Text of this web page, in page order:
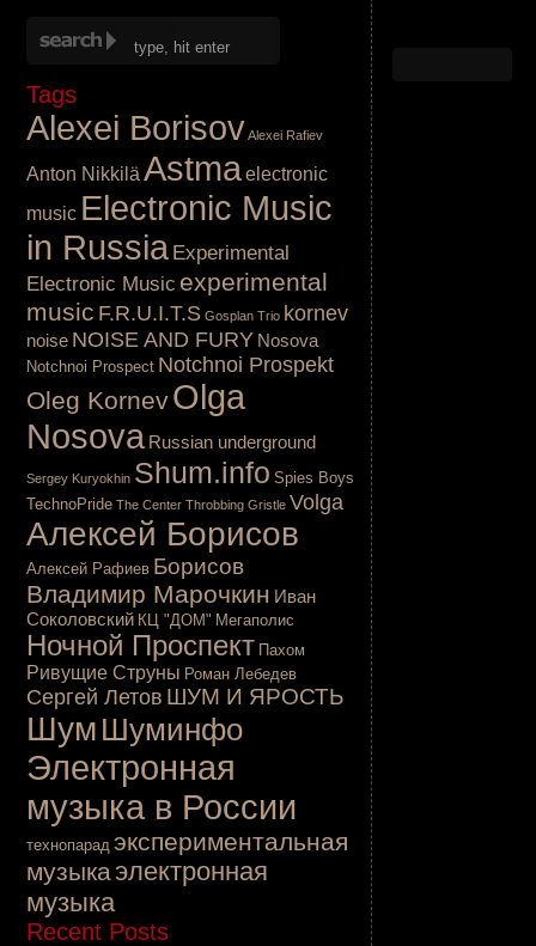
Tags
Alexei BorisovAlexei Rafiev
Anton Nikkilä Astmaelectronic
music Electronic Music
in Russia Experimental
Electronic Music experimental
music F.R.U.I.T.S Gosplan Trio kornev
noise NOISE AND FURY Nosova
Notchnoi Prospect Notchnoi Prospekt
Oleg KornevOlga
Nosova Russian underground
Sergey Kuryokhin Shum.info Spies Boys
TechnoPride The Center Throbbing Gristle Volga
Алексей Борисов
Алексей Рафиев Борисов
Владимир Марочкин Иван
Соколовский КЦ "ДОМ" Мегаполис
Ночной Проспект Пахом
Ривущие Струны Роман Лебедев
Сергей Летов ШУМ И ЯРОСТЬ
Шум Шуминфо
Электронная
музыка в России
технопарад экспериментальная
музыкаэлектронная
музыка
Recent Posts